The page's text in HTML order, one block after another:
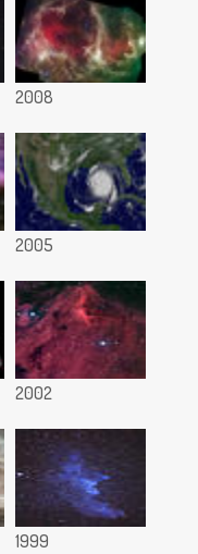
2008
2005
2002
1999